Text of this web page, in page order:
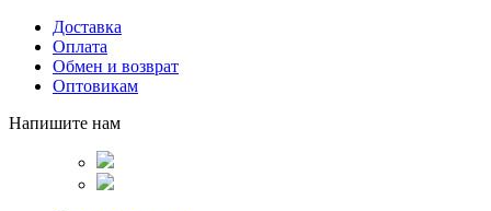
Доставка
Оплата
Обмен и возврат
Оптовикам
Напишите нам